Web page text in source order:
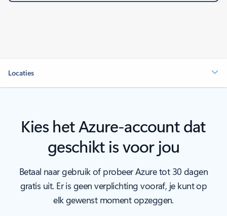
Locaties
Kies het Azure-account dat
geschikt is voor jou
Betaal naar gebruik of probeer Azure tot 30 dagen
gratis uit. Er is geen verplichting vooraf, je kunt op
elk gewenst moment opzeggen.